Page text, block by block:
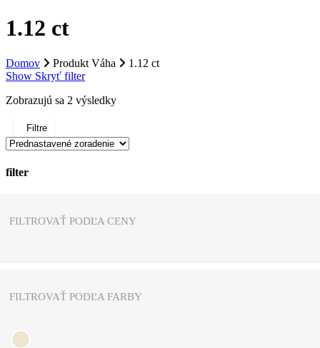
1.12 ct
Domov Produkt Váha
1.12 ct
Show Skryť filter
Zobrazujú sa 2 výsledky
Filtre
filter
FILTROVAŤ PODĽA CENY
FILTROVAŤ PODĽA FARBY